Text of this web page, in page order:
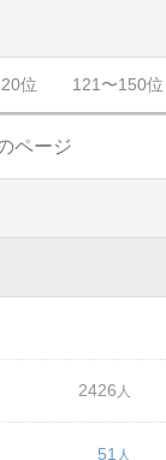
位 121〜150位
ページ
2426
51